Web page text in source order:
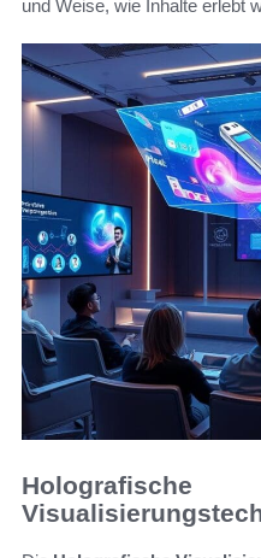
und Weise, wie Inhalte erlebt
Holografische